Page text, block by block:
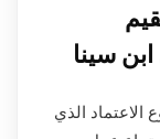
سينا
مشروع الاعتماد الذي